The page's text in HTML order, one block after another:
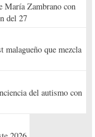
María Zambrano con
del 27
malagueño que mezcla
del autismo con